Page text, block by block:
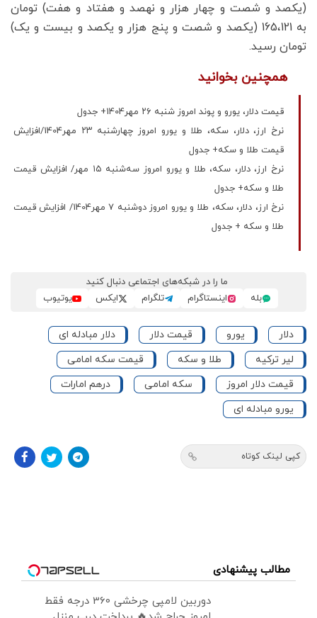
(یکصد و شصت و چهار هزار و نهصد و هفتاد و هفت) تومان
به 165،121 (یکصد و شصت و پنج هزار و یکصد و بیست و یک)
تومان رسید.
همچنین بخوانید
قیمت دلار، یورو و پوند امروز شنبه ۲۶ مهر1404+ جدول
نرخ ارز، دلار، سکه، طلا و یورو امروز چهارشنبه ۲۳ مهر1404/افزایش
قیمت طلا و سکه+ جدول
نرخ ارز، دلار، سکه، طلا و یورو امروز سه‌شنبه ۱۵ مهر/ افزایش قیمت
طلا و سکه+ جدول
نرخ ارز، دلار، سکه، طلا و یورو امروز دوشنبه ۷ مهر1404/ افزایش قیمت
طلا و سکه + جدول
ما را در شبکه‌های اجتماعی دنبال کنید
بله
اینستاگرام تلگرام ایکس یوتیوب
دلار یورو قیمت دلار
دلار مبادله ای
لیر ترکیه
طلا و سکه
قیمت سکه امامی
قیمت دلار امروز
سکه امامی
درهم امارات
یورو مبادله ای
کپی لینک کوتاه
مطالب پیشنهادی
دوربین لامپی چرخشی 360 درجه فقط